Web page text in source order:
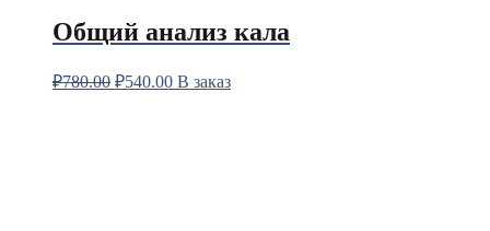
Общий анализ кала
₽780.00 ₽540.00 В заказ